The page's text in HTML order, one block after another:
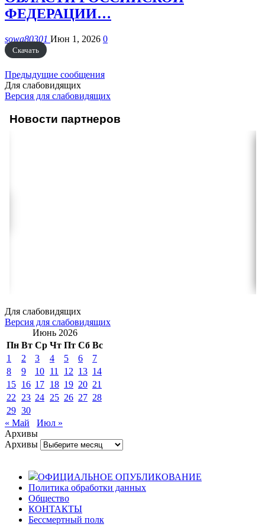
ФЕДЕРАЦИИ…
sowa80301 Июн 1, 2026 0
Скачать
Предыдущие сообщения
Для слабовидящих
Версия для слабовидящих
Новости партнеров
Для слабовидящих
Версия для слабовидящих
Июнь 2026
Пн Вт Ср Чт Пт Сб Вс
1
2 3 4 5 6
7
8
9 10 11 12 13 14
15 16 17 18 19 20 21
22
23 24 25 26 27 28
29 30
« Май
Июл »
Архивы
Архивы
ОФИЦИАЛЬНОЕ ОПУБЛИКОВАНИЕ
Политика обработки данных
Общество
КОНТАКТЫ
Бессмертный полк